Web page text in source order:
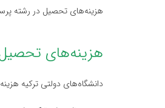
هزینه‌های تحصیل در رشته
هزینه‌های
دانشگاه‌های دولتی ترکیه